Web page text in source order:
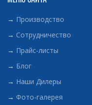
→ Производство
→ Сотрудничество
→ Прайс-листы
→ Блог
→ Наши Дилеры
→ Фото-галерея